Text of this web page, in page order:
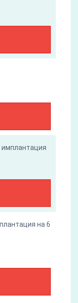
имплантация
на 6